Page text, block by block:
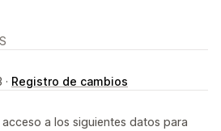
Registro de cambios
a los siguientes datos para